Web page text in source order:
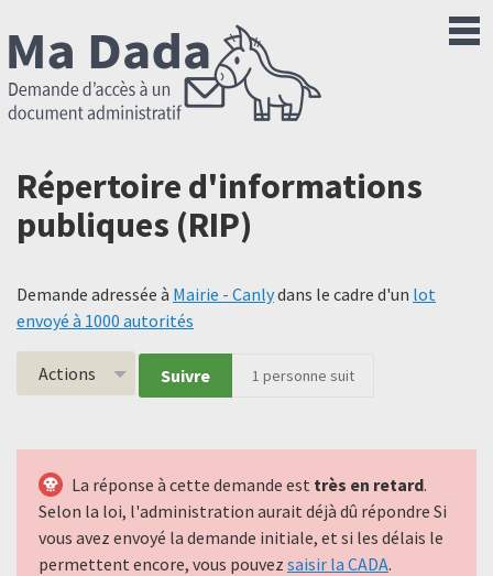
Répertoire d'informations
publiques (RIP)
Demande adressée à Mairie - Canlydans le cadre d'un lot
envoyé à 1000 autorités
Actions Suivre 1 personne suit
La réponse à cette demande est très en retard.
Selon la loi, l'administration aurait déjà dû répondre Si
vous avez envoyé la demande initiale, et si les délais le
permettent encore, vous pouvez saisir la CADA.